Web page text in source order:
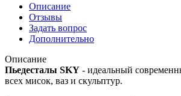
Описание
Отзывы
Задать вопрос
Дополнительно
Описание
Пьедесталы SKY - идеальный
всех мисок, ваз и скульптур.